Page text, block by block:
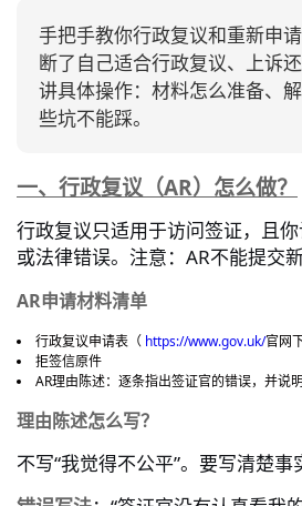
手把手教你行政复议和重新申
断了自己适合行政复议、上诉
讲具体操作：材料怎么准备、
些坑不能踩。
一、行政复议（AR）怎么做？
行政复议只适用于访问签证，且
或法律错误。注意： AR不能提交
AR申请材料清单
行政复议申请表（ https://www.gov.uk/官网
拒签信原件
AR理由陈述：逐条指出签证官的错误，并说
理由陈述怎么写？
不写“我觉得不公平”。要写清楚事